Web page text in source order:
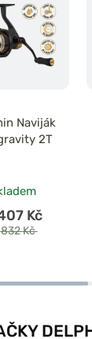
Naviják
2T
Kč
Kč